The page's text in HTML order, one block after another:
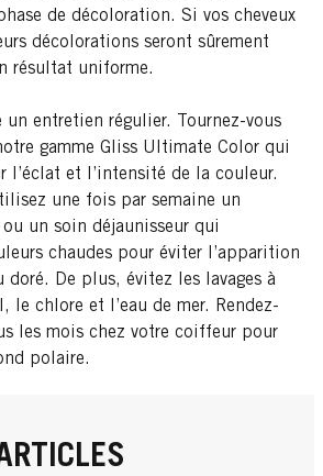
de décoloration. Si vos cheveux
décolorations seront sûrement
résultat uniforme.
un entretien régulier. Tournez-vous
gamme Gliss Ultimate Color qui
l’éclat et l’intensité de la couleur.
une fois par semaine un
ou un soin déjaunisseur qui
chaudes pour éviter l’apparition
doré. De plus, évitez les lavages à
chlore et l’eau de mer. Rendez-
les mois chez votre coiffeur pour
polaire.